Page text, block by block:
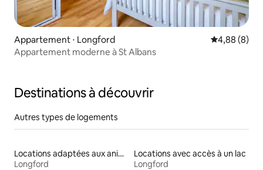
Appartement ⋅ Longford Évaluation
4,88 (8)
Appartement moderne à St Albans
Destinations à découvrir
Autres types de logements
Locations adaptées aux animaux
Longford
Locations avec accès à un lac
Longford